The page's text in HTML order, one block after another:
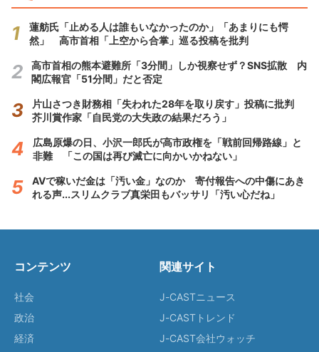
蓮舫氏「止める人は誰もいなかったのか」「あまりにも愕
然」 高市首相「上空から合掌」巡る投稿を批判
高市首相の熊本避難所「3分間」しか視察せず？SNS拡散 内
閣広報官「51分間」だと否定
片山さつき財務相「失われた28年を取り戻す」投稿に批判
芥川賞作家「自民党の大失政の結果だろう」
広島原爆の日、小沢一郎氏が高市政権を「戦前回帰路線」と
非難 「この国は再び滅亡に向かいかねない」
AVで稼いだ金は「汚い金」なのか 寄付報告への中傷にあき
れる声...スリムクラブ真栄田もバッサリ「汚い心だね」
コンテンツ
社会
政治
経済
関連サイト
J-CASTニュース
J-CASTトレンド
J-CAST会社ウォッチ